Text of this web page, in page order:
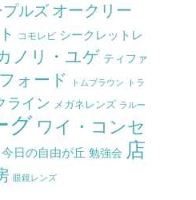
ルズ オークリー
コモレビ シークレットレ
ノリ・ユゲ ティファ
ォード トムブラウン トラ
ライン メガネレンズ ラルー
グ ワイ・コンセ
今日の自由が丘 勉強会 店
眼鏡レンズ